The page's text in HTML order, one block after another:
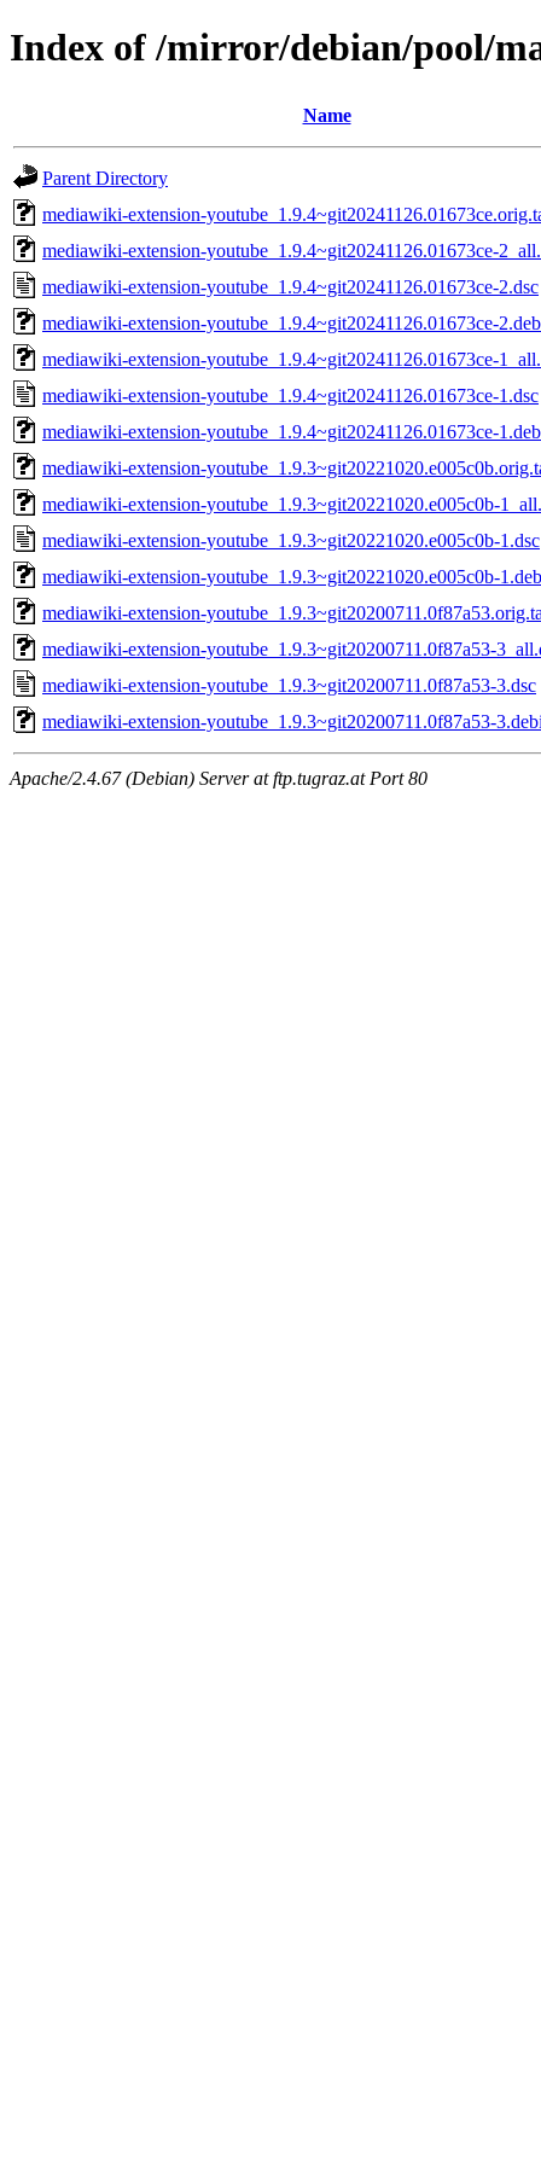
Index of /mirror/debian/pool/
Name
Parent Directory
mediawiki-extension-
mediawiki-extension-youtube_1.9.4~git20241126.01673ce-
mediawiki-extension-youtube_1.9.4~git20241126.01673ce-2.dsc
mediawiki-extension-youtube_1.9.4~git20241126.01673ce-
mediawiki-extension-youtube_1.9.4~git20241126.01673ce-
mediawiki-extension-youtube_1.9.4~git20241126.01673ce-1.dsc
mediawiki-extension-youtube_1.9.4~git20241126.01673ce-
mediawiki-extension-
mediawiki-extension-youtube_1.9.3~git20221020.e005c0b-
mediawiki-extension-youtube_1.9.3~git20221020.e005c0b-1.dsc
mediawiki-extension-youtube_1.9.3~git20221020.e005c0b-
mediawiki-extension-
mediawiki-extension-youtube_1.9.3~git20200711.0f87a53-
mediawiki-extension-youtube_1.9.3~git20200711.0f87a53-3.dsc
mediawiki-extension-youtube_1.9.3~git20200711.0f87a53-
Apache/2.4.67 (Debian) Server at ftp.tugraz.at Port 80